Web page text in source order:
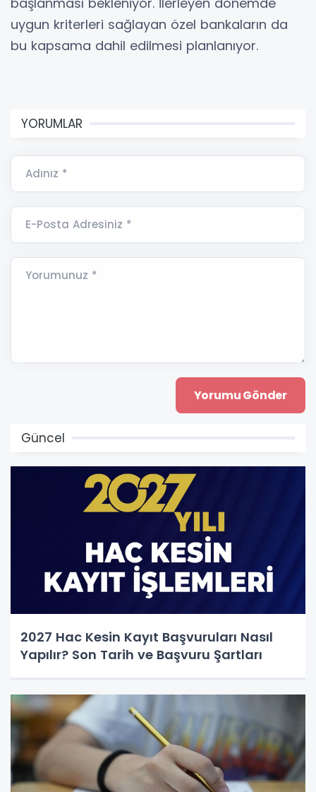
uygun kriterleri sağlayan özel bankaların da
bu kapsama dahil edilmesi planlanıyor.
YORUMLAR
Adınız *
E-Posta Adresiniz *
Yorumunuz *
Güncel
2027 Hac Kesin Kayıt Başvuruları Nasıl
Yapılır? Son Tarih ve Başvuru Şartları